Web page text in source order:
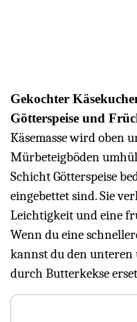
Gekochter
Götterspeise und
Käsemasse wird oben
Mürbeteigböden
Schicht Götterspeise
eingebettet sind. Sie
Leichtigkeit und eine
Wenn du eine
kannst du den unteren
durch Butterkekse